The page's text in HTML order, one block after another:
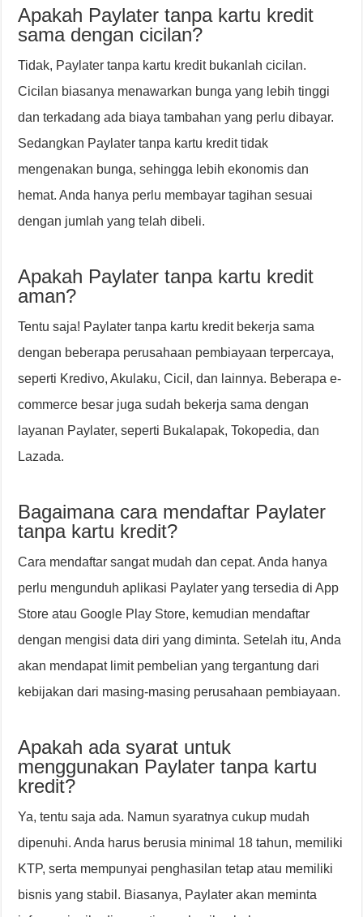
Apakah Paylater tanpa kartu kredit
sama dengan cicilan?
Tidak, Paylater tanpa kartu kredit bukanlah cicilan.
Cicilan biasanya menawarkan bunga yang lebih tinggi
dan terkadang ada biaya tambahan yang perlu dibayar.
Sedangkan Paylater tanpa kartu kredit tidak
mengenakan bunga, sehingga lebih ekonomis dan
hemat. Anda hanya perlu membayar tagihan sesuai
dengan jumlah yang telah dibeli.
Apakah Paylater tanpa kartu kredit
aman?
Tentu saja! Paylater tanpa kartu kredit bekerja sama
dengan beberapa perusahaan pembiayaan terpercaya,
seperti Kredivo, Akulaku, Cicil, dan lainnya. Beberapa e-
commerce besar juga sudah bekerja sama dengan
layanan Paylater, seperti Bukalapak, Tokopedia, dan
Lazada.
Bagaimana cara mendaftar Paylater
tanpa kartu kredit?
Cara mendaftar sangat mudah dan cepat. Anda hanya
perlu mengunduh aplikasi Paylater yang tersedia di App
Store atau Google Play Store, kemudian mendaftar
dengan mengisi data diri yang diminta. Setelah itu, Anda
akan mendapat limit pembelian yang tergantung dari
kebijakan dari masing-masing perusahaan pembiayaan.
Apakah ada syarat untuk
menggunakan Paylater tanpa kartu
kredit?
Ya, tentu saja ada. Namun syaratnya cukup mudah
dipenuhi. Anda harus berusia minimal 18 tahun, memiliki
KTP, serta mempunyai penghasilan tetap atau memiliki
bisnis yang stabil. Biasanya, Paylater akan meminta